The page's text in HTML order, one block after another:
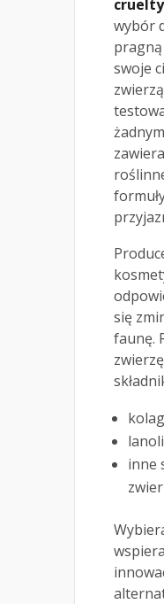
wybór
swoje
się
faunę.
inne